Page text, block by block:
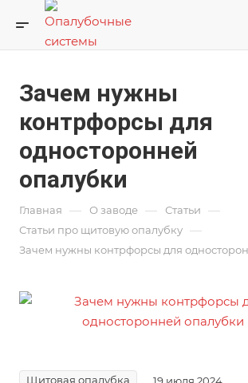
Зачем нужны
контрфорсы для
односторонней
опалубки
Главная — О заводе — Статьи —
Статьи про щитовую опалубку —
Зачем нужны контрфорсы для
Щитовая опалубка 19 июля 2024